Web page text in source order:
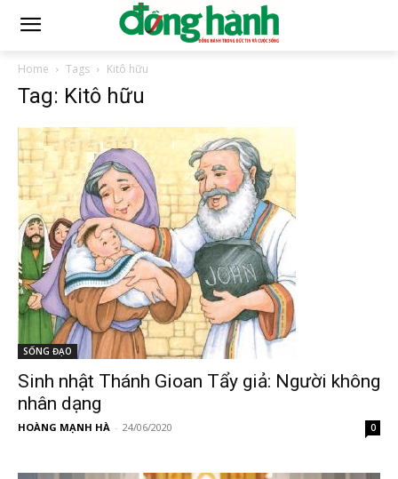
Home Tags Kitô hữu
Tag: Kitô hữu
SỐNG ĐẠO
Sinh nhật Thánh Gioan Tẩy giả: Người không
nhân dạng
HOÀNG MẠNH HÀ - 24/06/2020 0